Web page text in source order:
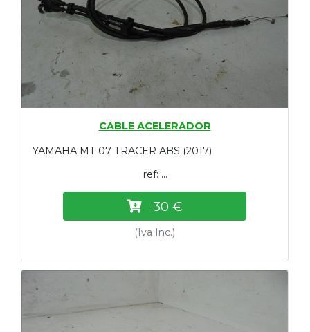
CABLE ACELERADOR
YAMAHA MT 07 TRACER ABS (2017)
ref: ...
30 €
(Iva Inc.)